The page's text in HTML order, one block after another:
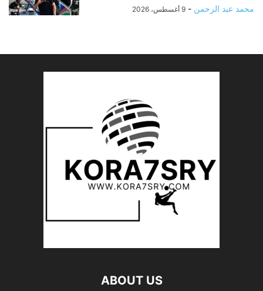
محمد عبد الرحمن - 9 أغسطس، 2026
ABOUT US